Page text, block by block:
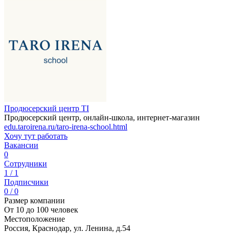
Продюсерский центр TI
Продюсерский центр, онлайн-школа, интернет-магазин
edu.taroirena.ru/taro-irena-school.html
Хочу тут работать
Вакансии
0
Сотрудники
1 / 1
Подписчики
0 / 0
Размер компании
От 10 до 100 человек
Местоположение
Россия, Краснодар, ул. Ленина, д.54